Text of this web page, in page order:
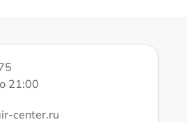
21:00
center.ru